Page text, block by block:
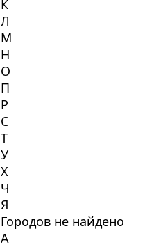
К
Л
М
Н
О
П
Р
С
Т
У
Х
Ч
Я
Городов не найдено
А